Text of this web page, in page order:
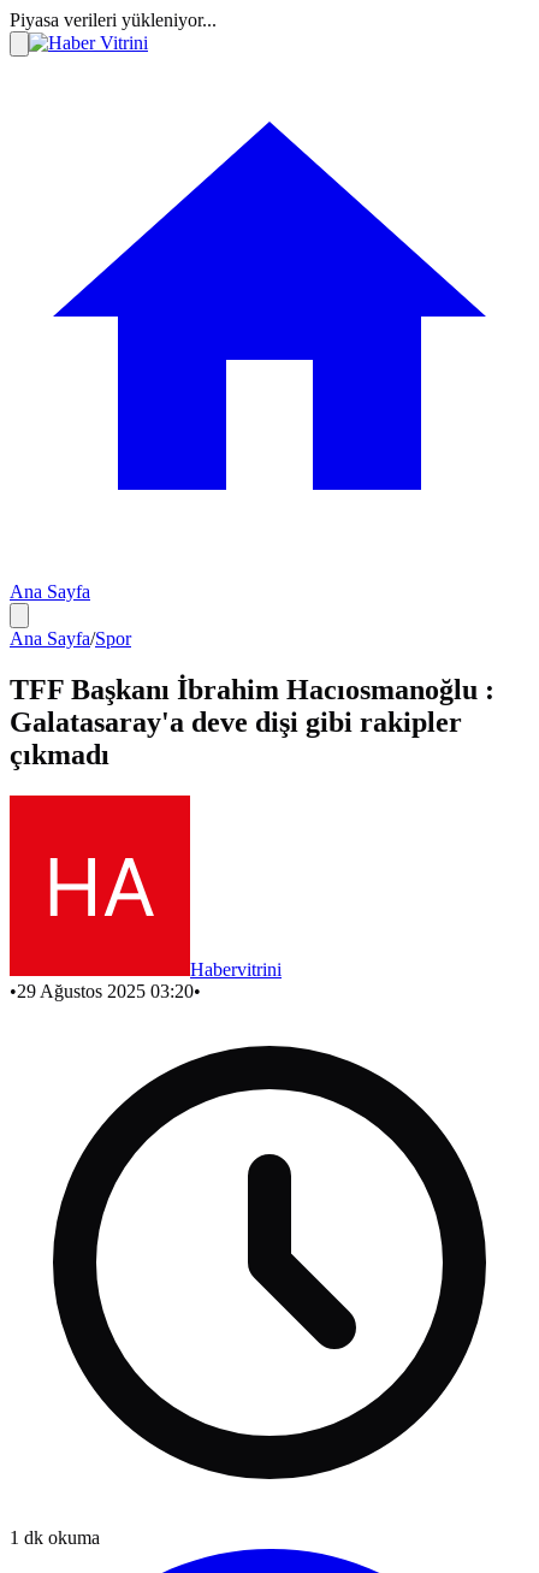
Piyasa verileri yükleniyor...
Ana Sayfa
Ana Sayfa/Spor
TFF Başkanı İbrahim Hacıosmanoğlu :
Galatasaray'a deve dişi gibi rakipler
çıkmadı
Habervitrini
•29 Ağustos 2025 03:20•
1 dk okuma